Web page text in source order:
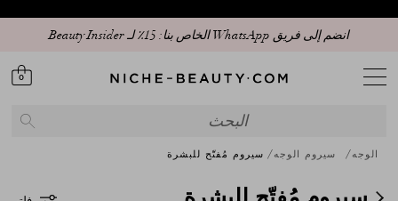
انضم إلى فريق WhatsApp الخاص بنا: 15٪ لـ Beauty Insider تأخير مؤقت في التسليم
0
الوجه سيروم الوجه سيروم مُفتّح للبشرة